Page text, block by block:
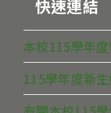
快速連結
本校115學年
115學年度新